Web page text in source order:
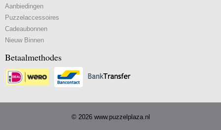
Aanbiedingen
Puzzelaccessoires
Cadeaubonnen
Nieuw Binnen
Betaalmethodes
© 2026 www.puzzelplaza.nl